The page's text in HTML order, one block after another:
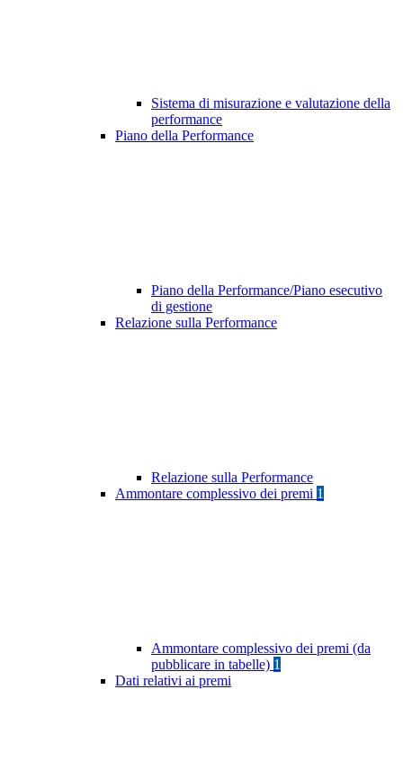
Sistema di misurazione e valutazione della
performance
Piano della Performance
Piano della Performance/Piano esecutivo
di gestione
Relazione sulla Performance
Relazione sulla Performance
Ammontare complessivo dei premi 1
Ammontare complessivo dei premi (da
pubblicare in tabelle) 1
Dati relativi ai premi